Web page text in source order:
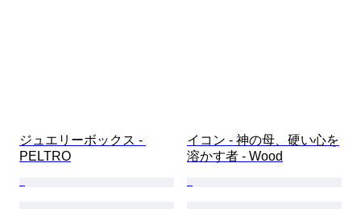
ジュエリーボックス -
PELTRO
イコン - 神の母、硬い心を
溶かす者 - Wood